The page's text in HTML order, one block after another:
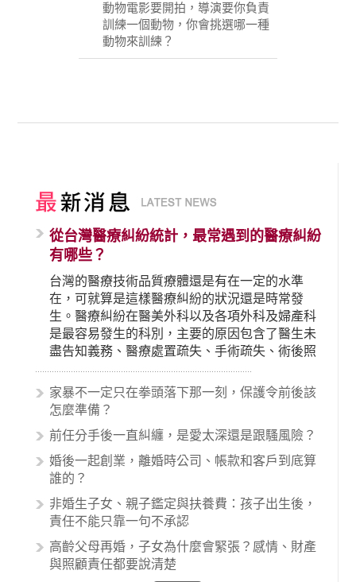
動物電影要開拍，導演要你負責
訓練一個動物，你會挑選哪一種
動物來訓練？
從台灣醫療糾紛統計，最常遇到的醫療糾紛
有哪些？
台灣的醫療技術品質療體還是有在一定的水準
在，可就算是這樣醫療糾紛的狀況還是時常發
生。醫療糾紛在醫美外科以及各項外科及婦產科
是最容易發生的科別，主要的原因包含了醫生未
盡告知義務、醫療處置疏失、手術疏失、術後照
顧失當、醫療費用的收取。雖然醫學進步，但醫
生與病患之間引起的糾紛還是經常發生。很多案
例中最後都走向訴訟流程，我們如果不幸遇到相
的內容其實非常多，有些案例…
家暴不一定只在拳頭落下那一刻，保護令前後該
怎麼準備？
前任分手後一直糾纏，是愛太深還是跟騷風險？
婚後一起創業，離婚時公司、帳款和客戶到底算
誰的？
非婚生子女、親子鑑定與扶養費：孩子出生後，
責任不能只靠一句不承認
高齡父母再婚，子女為什麼會緊張？感情、財產
與照顧責任都要說清楚